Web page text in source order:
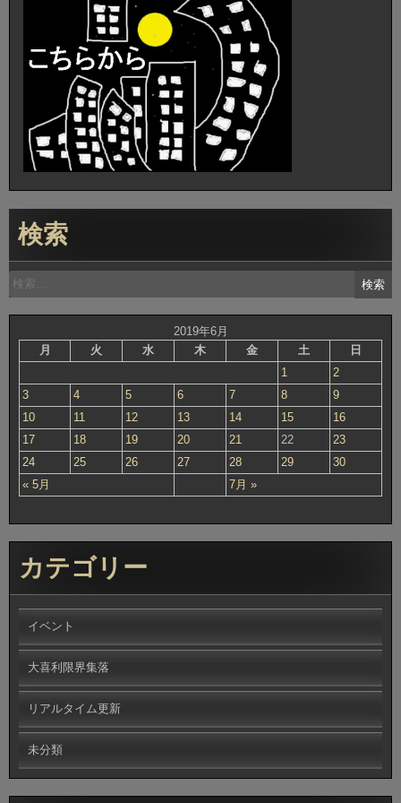
検索
検
索:
2019年6月
月
火 水 木 金 土 日
« 5月 7月 »
1
2
3
4 5 6 7 8
9
10
11 12 13 14 15
16
17
18 19 20 21 22
23
24
25 26 27 28 29 30
カテゴリー
イベント
大喜利限界集落
リアルタイム更新
未分類